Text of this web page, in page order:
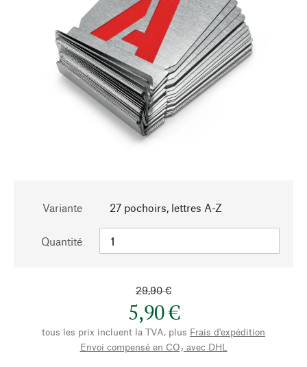
Variante 27 pochoirs, lettres A-Z
Quantité
29,90 €
5,90 €
tous les prix incluent la TVA, plus Frais d'expédition
Envoi compensé en CO₂ avec DHL